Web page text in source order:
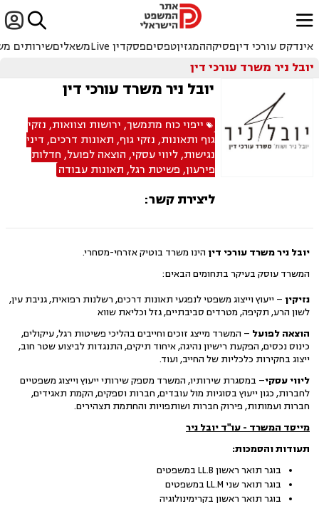

ﱐ
אינדקס עורכי דיןפסיקההמגזיןטפסיםפסקדין Live משאליםשירותים
יובל ניר משרד עורכי דין
יובל ניר משרד עורכי דין
ייפוי כוח מתמשך, ירושות וצוואות, נזקי
גוף ותאונות, נזקי גוף, תאונות דרכים, דיני
נגישות,ליווי עסקי, הוצאה לפועל, חדלות
פירעון, פשיטת רגל, תאונות עבודה
ליצירת קשר:
יובל ניר משרד עורכי דין הינו משרד בוטיק אזרחי-מסחרי.
המשרד עוסק בעיקר בתחומים הבאים:
נזיקין – ייעוץ וייצוג משפטי לנפגעי תאונות דרכים, רשלנות רפואית, גניבת עין,
לשון הרע, תקיפה, מטרדים סביבתיים, גזל וכליאת שווא
הוצאה לפועל – המשרד מייצג זוכים וחייבים בהליכי פשיטות רגל, עיקולים,
כינוס נכסים, הפקעת רישיון נהיגה, איחוד תיקים, התנגדות לביצוע שטר חוב,
ייצוג בחקירות כלכליות של החייב, ועוד.
ליווי עסקי– במסגרת שירותיו, המשרד מספק שירותי ייעוץ וייצוג משפטיים
לחברות, כגון ייעוץ בסוגיות מול עובדים, חברות וספקים, הקמת תאגידים,
חברות ועמותות, פירוק חברות ושותפויות והחתמת תצהירים.
מייסד המשרד - עו"ד יובל ניר
תעודות והסמכות:
בוגר תואר ראשון LL.B במשפטים
בוגר תואר שני LL.M במשפטים
בוגר תואר ראשון בקרימינולוגיה